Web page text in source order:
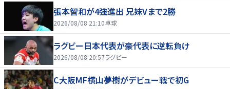
張本智和が4強進出 兄妹Vまで2勝
2026/08/08 21:10卓球
ラグビー日本代表が豪代表に逆転負け
2026/08/08 20:57ラグビー
C大阪MF横山夢樹がデビュー戦で初G